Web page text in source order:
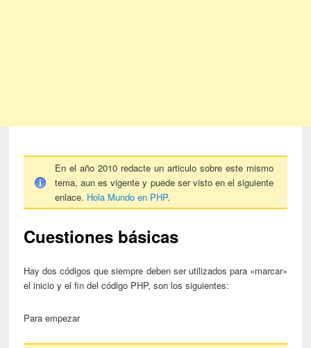
En el año 2010 redacte un articulo sobre este mismo
tema, aun es vigente y puede ser visto en el siguiente
enlace. Hola Mundo en PHP.
Cuestiones básicas
Hay dos códigos que siempre deben ser utilizados para «marcar»
el inicio y el fin del código PHP, son los siguientes:
Para empezar